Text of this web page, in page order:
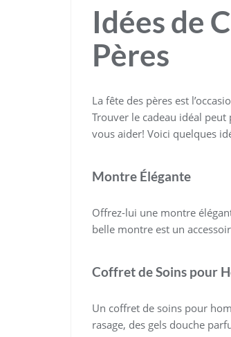
Idées de
Pères
La fête des pères est
Trouver le cadeau idéal
vous aider! Voici quelques
Montre Élégante
Offrez-lui une montre
belle montre est un
Coffret de Soins pour
Un coffret de soins pour
rasage, des gels douche